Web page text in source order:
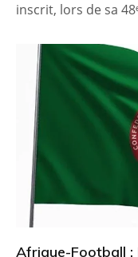
inscrit, lors de sa
Afrique-Football :